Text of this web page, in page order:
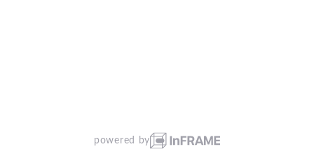
powered by